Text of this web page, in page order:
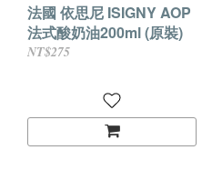
法國 依思尼 ISIGNY AOP
法式酸奶油200ml (原裝)
NT$275